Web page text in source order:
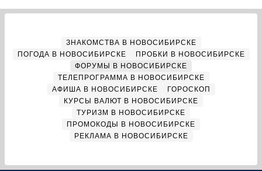
ЗНАКОМСТВА В НОВОСИБИРСКЕ
ПОГОДА В НОВОСИБИРСКЕ
ПРОБКИ В НОВОСИБИРСКЕ
ФОРУМЫ В НОВОСИБИРСКЕ
ТЕЛЕПРОГРАММА В НОВОСИБИРСКЕ
АФИША В НОВОСИБИРСКЕ
ГОРОСКОП
КУРСЫ ВАЛЮТ В НОВОСИБИРСКЕ
ТУРИЗМ В НОВОСИБИРСКЕ
ПРОМОКОДЫ В НОВОСИБИРСКЕ
РЕКЛАМА В НОВОСИБИРСКЕ